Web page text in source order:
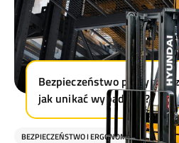
Bezpieczeństwo pracy z
jak unikać wypadków?
BEZPIECZEŃSTWO I ERGONOMIA